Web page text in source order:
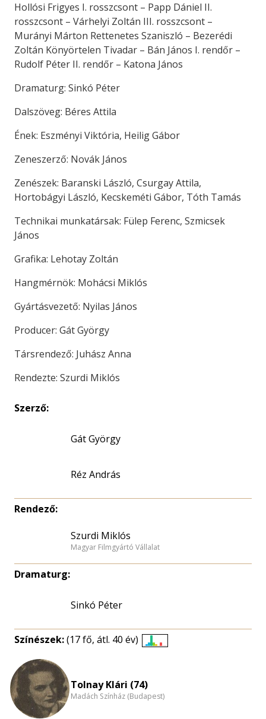
Hollósi Frigyes I. rosszcsont – Papp Dániel II.
rosszcsont – Várhelyi Zoltán III. rosszcsont –
Murányi Márton Rettenetes Szaniszló – Bezerédi
Zoltán Könyörtelen Tivadar – Bán János I. rendőr –
Rudolf Péter II. rendőr – Katona János
Dramaturg: Sinkó Péter
Dalszöveg: Béres Attila
Ének: Eszményi Viktória, Heilig Gábor
Zeneszerző: Novák János
Zenészek: Baranski László, Csurgay Attila,
Hortobágyi László, Kecskeméti Gábor, Tóth Tamás
Technikai munkatársak: Fülep Ferenc, Szmicsek
János
Grafika: Lehotay Zoltán
Hangmérnök: Mohácsi Miklós
Gyártásvezető: Nyilas János
Producer: Gát György
Társrendező: Juhász Anna
Rendezte: Szurdi Miklós
Szerző:
Gát György
Réz András
Rendező:
Szurdi Miklós
Magyar Filmgyártó Vállalat
Dramaturg:
Sinkó Péter
Színészek:(17 fő, átl. 40 év)
Tolnay Klári (74)
Madách Színház (Budapest)